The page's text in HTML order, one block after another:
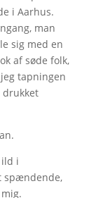
i Aarhus.
man
sig med en
af søde folk,
tapningen
drukket
i
spændende,